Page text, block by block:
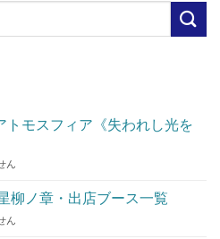
トモスフィア《失われし光を
ん
柳ノ章・出店ブース一覧
ん